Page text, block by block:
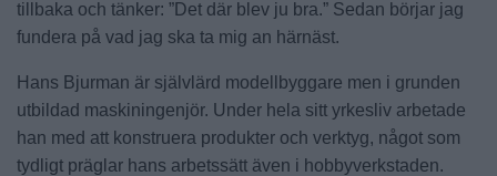
tillbaka och tänker: ”Det där blev ju bra.” Sedan börjar jag
fundera på vad jag ska ta mig an härnäst.
Hans Bjurman är självlärd modellbyggare men i grunden
utbildad maskiningenjör. Under hela sitt yrkesliv arbetade
han med att konstruera produkter och verktyg, något som
tydligt präglar hans arbetssätt även i hobbyverkstaden.